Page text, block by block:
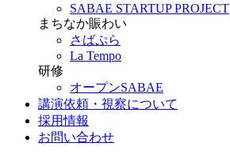
SABAE STARTUP PROJECT
まちなか賑わい
さばぷら
La Tempo
研修
オープンSABAE
講演依頼・視察について
採用情報
お問い合わせ